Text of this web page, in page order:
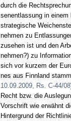
durch die
sen­ent­las­sung in ei­nem
stra­te­gi­sche
neh­men zu
zu­se­hen ist und den
neh­men?) zu
sich vor kur­zem der
nes aus Finn­land
10.09.2009, Rs. C-44/08
Recht bzw. die
Vor­schrift wie erwähnt
Hin­ter­grund der